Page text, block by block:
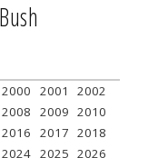
2000 2001
2002
2008 2009 2010
2016 2017 2018
2024 2025 2026